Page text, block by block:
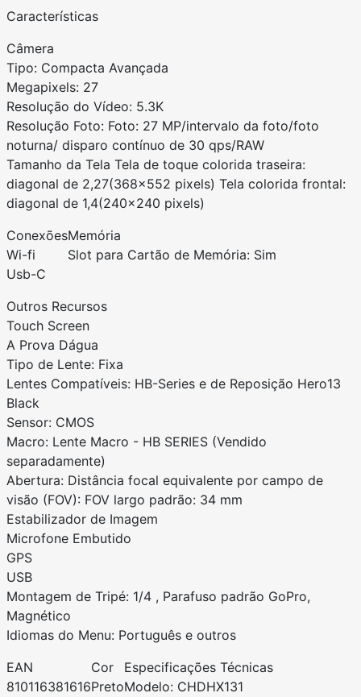
Características
Câmera
Tipo: Compacta Avançada
Megapixels: 27
Resolução do Vídeo: 5.3K
Resolução Foto: Foto: 27 MP/intervalo da foto/foto
noturna/ disparo contínuo de 30 qps/RAW
Tamanho da Tela Tela de toque colorida traseira:
diagonal de 2,27(368x552 pixels) Tela colorida frontal:
diagonal de 1,4(240x240 pixels)
Conexões
Wi-fi
Usb-C
Memória
Slot para Cartão de Memória: Sim
Outros Recursos
Touch Screen
A Prova Dágua
Tipo de Lente: Fixa
Lentes Compatíveis: HB-Series e de Reposição Hero13
Black
Sensor: CMOS
Macro: Lente Macro - HB SERIES (Vendido
separadamente)
Abertura: Distância focal equivalente por campo de
visão (FOV): FOV largo padrão: 34 mm
Estabilizador de Imagem
Microfone Embutido
GPS
USB
Montagem de Tripé: 1/4 , Parafuso padrão GoPro,
Magnético
Idiomas do Menu: Português e outros
EAN
810116381616
Cor
Preto
Especificações Técnicas
Modelo: CHDHX131